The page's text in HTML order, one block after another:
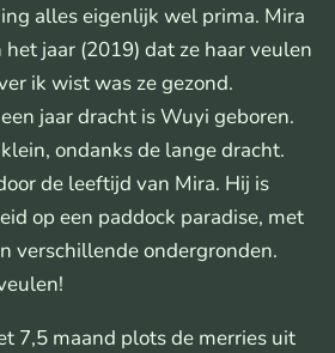
alles eigenlijk wel prima. Mira
jaar (2019) dat ze haar veulen
ik wist was ze gezond.
jaar dracht is Wuyi geboren.
ondanks de lange dracht.
de leeftijd van Mira. Hij is
op een paddock paradise, met
verschillende ondergronden.
7,5 maand plots de merries uit